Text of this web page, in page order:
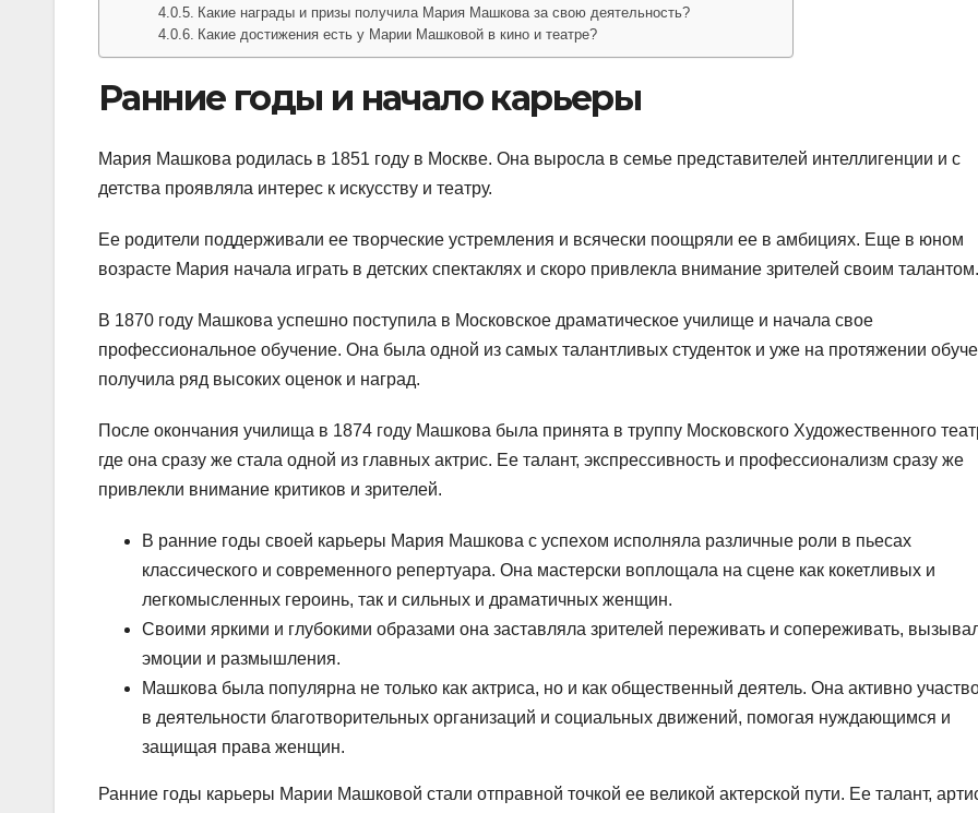
Какие награды и призы получила Мария Машкова за свою деятельность?
Какие достижения есть у Марии Машковой в кино и театре?
Ранние годы и начало карьеры
Мария Машкова родилась в 1851 году в Москве. Она выросла в семье представителей интеллигенции и с
детства проявляла интерес к искусству и театру.
Ее родители поддерживали ее творческие устремления и всячески поощряли ее в амбициях. Еще в юном
возрасте Мария начала играть в детских спектаклях и скоро привлекла внимание зрителей своим талантом.
В 1870 году Машкова успешно поступила в Московское драматическое училище и начала свое
профессиональное обучение. Она была одной из самых талантливых студенток и уже на протяжении
получила ряд высоких оценок и наград.
После окончания училища в 1874 году Машкова была принята в труппу Московского Художественного
где она сразу же стала одной из главных актрис. Ее талант, экспрессивность и профессионализм сразу же
привлекли внимание критиков и зрителей.
В ранние годы своей карьеры Мария Машкова с успехом исполняла различные роли в пьесах
классического и современного репертуара. Она мастерски воплощала на сцене как кокетливых и
легкомысленных героинь, так и сильных и драматичных женщин.
Своими яркими и глубокими образами она заставляла зрителей переживать и сопереживать,
эмоции и размышления.
Машкова была популярна не только как актриса, но и как общественный деятель. Она активно
в деятельности благотворительных организаций и социальных движений, помогая нуждающимся и
защищая права женщин.
Ранние годы карьеры Марии Машковой стали отправной точкой ее великой актерской пути. Ее талант,